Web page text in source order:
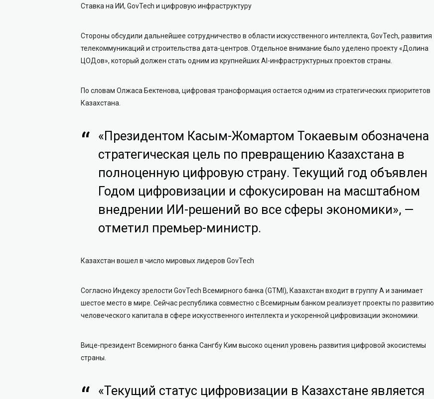
Ставка на ИИ, GovTech и цифровую инфраструктуру
Стороны обсудили дальнейшее сотрудничество в области искусственного интеллекта, GovTech, развития
телекоммуникаций и строительства дата-центров. Отдельное внимание было уделено проекту «Долина
ЦОДов», который должен стать одним из крупнейших AI-инфраструктурных проектов страны.
По словам Олжаса Бектенова, цифровая трансформация остается одним из стратегических приоритетов
Казахстана.
«Президентом Касым-Жомартом Токаевым обозначена
стратегическая цель по превращению Казахстана в
полноценную цифровую страну. Текущий год объявлен
Годом цифровизации и сфокусирован на масштабном
внедрении ИИ-решений во все сферы экономики», —
отметил премьер-министр.
Казахстан вошел в число мировых лидеров GovTech
Согласно Индексу зрелости GovTech Всемирного банка (GTMI), Казахстан входит в группу А и занимает
шестое место в мире. Сейчас республика совместно с Всемирным банком реализует проекты по развитию
человеческого капитала в сфере искусственного интеллекта и ускоренной цифровизации экономики.
Вице-президент Всемирного банка Сангбу Ким высоко оценил уровень развития цифровой экосистемы
страны.
«Текущий статус цифровизации в Казахстане является